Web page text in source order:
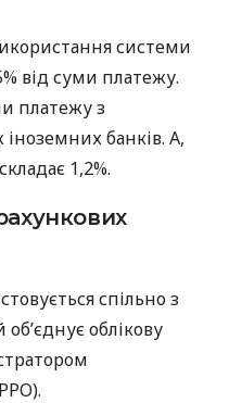
системи
від суми платежу.
платежу з
іноземних банків. А,
1,2%.
спільно з
облікову